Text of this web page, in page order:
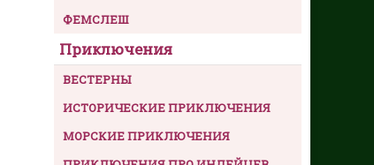
ФЕМСЛЕШ
Приключения
ВЕСТЕРНЫ
ИСТОРИЧЕСКИЕ ПРИКЛЮЧЕНИЯ
МОРСКИЕ ПРИКЛЮЧЕНИЯ